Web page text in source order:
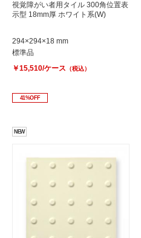
視覚障がい者用タイル 300角位置表
示型 18mm厚 ホワイト系(W)
294×294×18 mm
標準品
￥15,510/ケース （税込）
41%OFF
NEW